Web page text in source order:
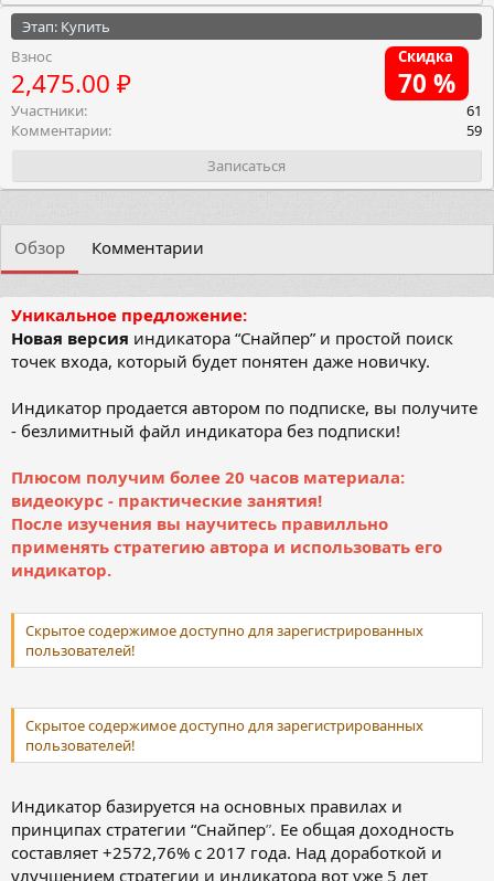
Этап: Купить
Взнос
2,475.00 ₽
Скидка
70 %
Участники
61
Комментарии
59
Записаться
Обзор Комментарии
Уникальное предложение:
Новая версия индикатора “Снайпер” и простой поиск
точек входа, который будет понятен даже новичку.
Индикатор продается автором по подписке, вы получите
- безлимитный файл индикатора без подписки!
Плюсом получим более 20 часов материала:
видеокурс - практические занятия!
После изучения вы научитесь правилльно
применять стратегию автора и использовать его
индикатор.
Скрытое содержимое доступно для зарегистрированных
пользователей!
Скрытое содержимое доступно для зарегистрированных
пользователей!
Индикатор базируется на основных правилах и
принципах стратегии “Снайпер”. Ее общая доходность
составляет +2572,76% с 2017 года. Над доработкой и
улучшением стратегии и индикатора вот уже 5 лет